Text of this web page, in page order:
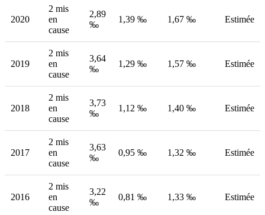
2020
2 mis
en
cause
2,89
‰
1,39 ‰ 1,67 ‰ Estimée
2019
2 mis
en
cause
3,64
‰
1,29 ‰ 1,57 ‰ Estimée
2018
2 mis
en
cause
3,73
‰
1,12 ‰ 1,40 ‰ Estimée
2017
2 mis
en
cause
3,63
‰
0,95 ‰ 1,32 ‰ Estimée
2016
2 mis
en
cause
3,22
‰
0,81 ‰ 1,33 ‰ Estimée